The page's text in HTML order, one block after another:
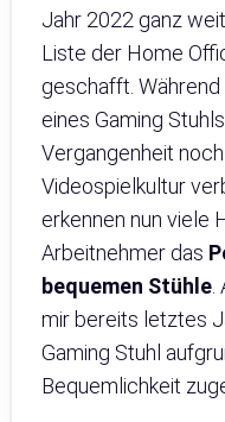
Jahr 2022 ganz
Liste der Home
geschafft.
eines Gaming
Vergangenheit
Videospielkultur
erkennen nun viele
Arbeitnehmer das
bequemen Stühle
mir bereits letztes
Gaming Stuhl
Bequemlichkeit